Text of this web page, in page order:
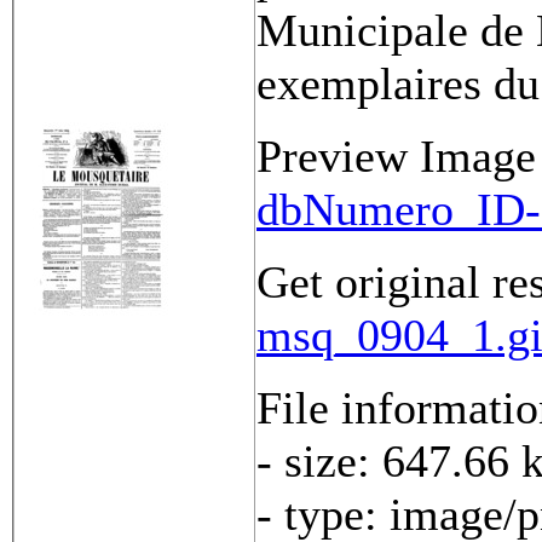
Municipale de
exemplaires
Preview Image
Get original
File
- size: 647.66
- type: image/